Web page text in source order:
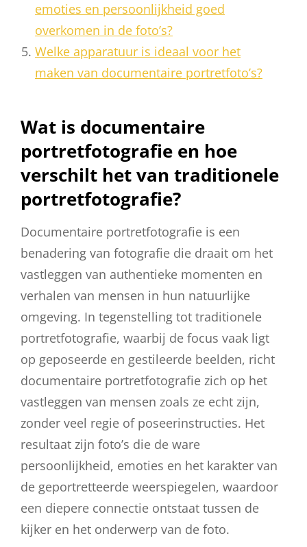
emoties en persoonlijkheid goed
overkomen in de foto’s?
Welke apparatuur is ideaal voor het
maken van documentaire portretfoto’s?
Wat is documentaire
portretfotografie en hoe
verschilt het van traditionele
portretfotografie?
Documentaire portretfotografie is een
benadering van fotografie die draait om het
vastleggen van authentieke momenten en
verhalen van mensen in hun natuurlijke
omgeving. In tegenstelling tot traditionele
portretfotografie, waarbij de focus vaak ligt
op geposeerde en gestileerde beelden, richt
documentaire portretfotografie zich op het
vastleggen van mensen zoals ze echt zijn,
zonder veel regie of poseerinstructies. Het
resultaat zijn foto’s die de ware
persoonlijkheid, emoties en het karakter van
de geportretteerde weerspiegelen, waardoor
een diepere connectie ontstaat tussen de
kijker en het onderwerp van de foto.